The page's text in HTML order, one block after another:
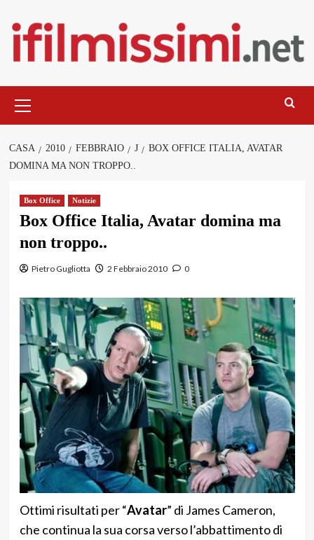
contenuto
principale
CASA 2010 FEBBRAIO J
BOX OFFICE ITALIA, AVATAR
DOMINA MA NON TROPPO..
Box Office Notizie
Box Office Italia, Avatar domina ma
non troppo..
Pietro Gugliotta 2 Febbraio 2010 0
Ottimi risultati per “Avatar” di James Cameron,
che continua la sua corsa verso l’abbattimento di